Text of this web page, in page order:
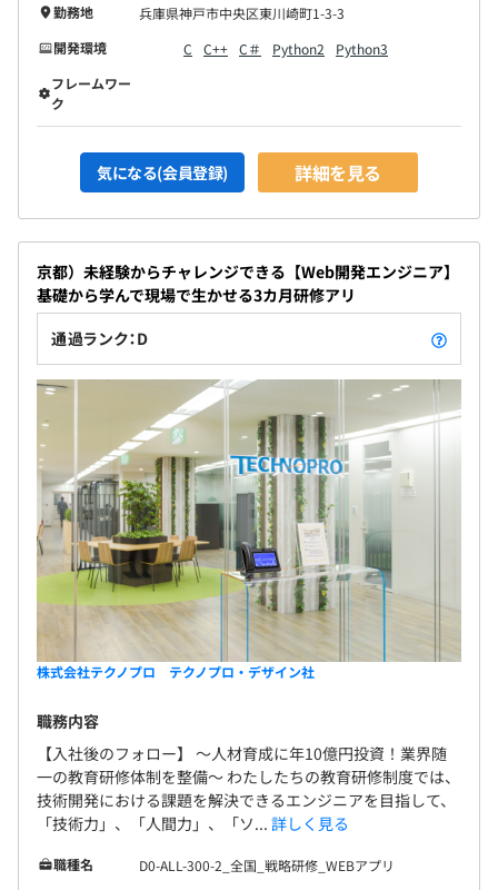
勤務地
兵庫県神戸市中央区東川崎町1-3-3
開発環境
C C++ C＃ Python2
Python3
フレームワー
ク
気になる(会員登録) 詳細を見る
京都）未経験からチャレンジできる【Web開発エンジニア】
基礎から学んで現場で生かせる3カ月研修アリ
通過ランク：D
株式会社テクノプロ テクノプロ・デザイン社
職務内容
【入社後のフォロー】 〜人材育成に年10億円投資！業界随
一の教育研修体制を整備〜 わたしたちの教育研修制度では、
技術開発における課題を解決できるエンジニアを目指して、
「技術力」、「人間力」、「ソ... 詳しく見る
職種名 D0-ALL-300-2_全国_戦略研修_WEBアプリ